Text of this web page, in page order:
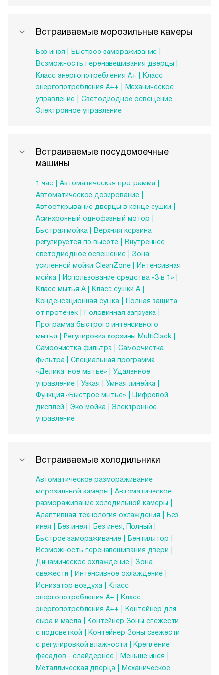
Встраиваемые морозильные камеры
Без инея
Быстрое замораживание
Возможность перенавешивания дверцы
Класс энергопотребления А+
Класс
энергопотребления А++
Механическое
управление
Светодиодное освещение
Электронное управление
Встраиваемые посудомоечные
машины
1 час
Автоматическая программа
Автоматическое дозирование
Автооткрывание дверцы в конце сушки
Асинхронный однофазный мотор
Быстрая мойка
Верхняя корзина
регулируется по высоте
Внутреннее
светодиодное освещение
Зона
усиленной мойки CleanZone
Интенсивная
мойка
Использование средства «3 в 1»
Класс мытья A
Класс сушки A
Конденсационная сушка
Полная защита
от протечек
Половинная загрузка
Программа быстрого интенсивного
мытья
Регулировка корзины MultiClack
Самоочистка фильтра
Самоочистка
фильтра
Специальная программа
«Деликатное мытье»
Удаленное
управление
Узкая
Умная линейка
Функция «Быстрое мытье»
Цифровой
дисплей
Эко мойка
Электронное
управление
Встраиваемые холодильники
Автоматическое размораживание
морозильной камеры
Автоматическое
размораживание холодильной камеры
Адаптивная технология охлаждения
Без
инея
Без инея
Без инея, Полный
Быстрое замораживание
Вентилятор
Возможность перенавешивания двери
Динамическое охлаждение
Зона
свежести
Интенсивное охлаждение
Ионизатор воздуха
Класс
энергопотребления А+
Класс
энергопотребления А++
Контейнер для
сыра и масла
Контейнер Зоны свежести
с подсветкой
Контейнер Зоны свежести
с регулировкой влажности
Крепление
фасадов - слайдерное
Меньше инея
Металлическая дверца
Механическое